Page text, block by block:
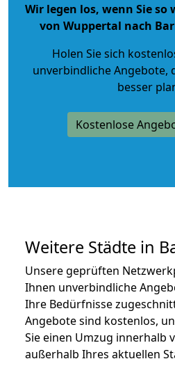
Wir legen los, wenn Sie
von Wuppertal nach
Holen Sie sich
unverbindliche Angebote,
besser
Kostenlose
Weitere Städte in
Unsere geprüften
Ihnen unverbindliche
Ihre Bedürfnisse
Angebote sind kostenlos,
Sie einen Umzug innerhalb
außerhalb Ihres aktuellen